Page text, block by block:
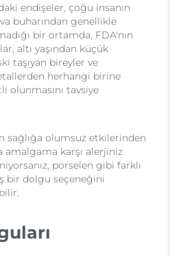
endişeler, çoğu insanın
buharından genellikle
bir ortamda, FDA'nın
altı yaşından küçük
taşıyan bireyler ve
herhangi birine
olunmasını tavsiye
sağlığa olumsuz etkilerinden
amalgama karşı alerjiniz
porselen gibi farklı
bir dolgu seçeneğini